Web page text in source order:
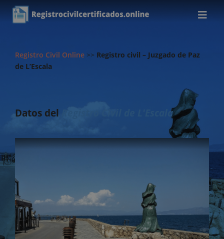
Registro Civil Online >> Registro civil – Juzgado de Paz
de L’Escala
Datos del Registro Civil de L'Escala